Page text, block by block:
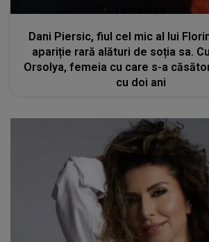
Dani Piersic, fiul cel mic al lui
apariție rară alături de soția sa.
Orsolya, femeia cu care s-a
cu doi ani